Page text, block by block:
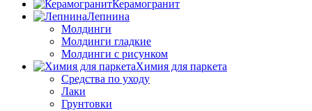
Керамогранит
Лепнина
Молдинги
Молдинги гладкие
Молдинги с рисунком
Химия для паркета
Средства по уходу
Лаки
Грунтовки